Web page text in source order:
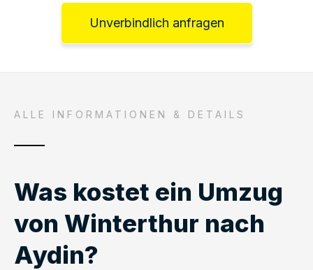
Unverbindlich anfragen
ALLE INFORMATIONEN & DETAILS
Was kostet ein Umzug
von Winterthur nach
Aydin?